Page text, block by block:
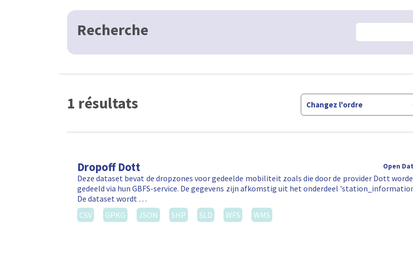
Recherche
1 résultats Changez l'ordre
Dropoff Dott Open
Deze dataset bevat de dropzones voor gedeelde mobiliteit zoals die door de provider Dott
gedeeld via hun GBFS-service. De gegevens zijn afkomstig uit het onderdeel
De dataset wordt …
CSV
GPKG JSON SHP SLD WFS WMS